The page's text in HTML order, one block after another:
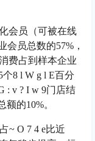
会员（可被在线
会员总数的57%，
费占到样本企业
个8 l W g l E百分
: v ? I w 9门店结
的10%。
~ O 7 4 e比近